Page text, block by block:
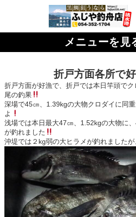
メニューを見
折戸方面各所で
折戸方面が好漁で、折戸では本日竿頭で
尾の釣果
深場で45㎝、1.39kgの大物クロダイに同
よ
浅場では本日最大47㎝、1.52kgの大物に
が釣れました
沖堤では２kg弱の大ヒラメが釣れましたが